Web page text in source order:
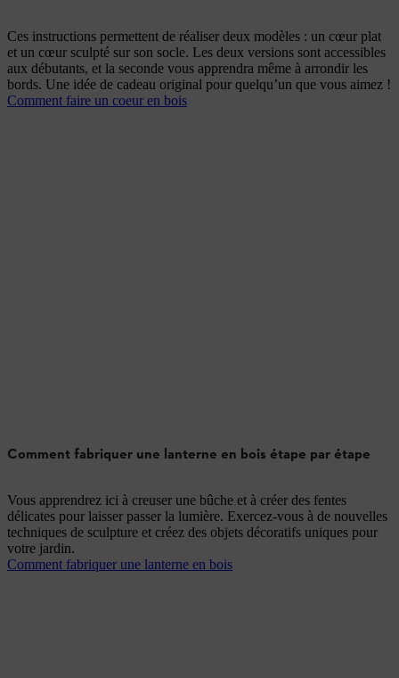
Ces instructions permettent de réaliser deux modèles : un cœur plat
et un cœur sculpté sur son socle. Les deux versions sont accessibles
aux débutants, et la seconde vous apprendra même à arrondir les
bords. Une idée de cadeau original pour quelqu’un que vous aimez !
Comment faire un coeur en bois
Comment fabriquer une lanterne en bois étape par étape
Vous apprendrez ici à creuser une bûche et à créer des fentes
délicates pour laisser passer la lumière. Exercez-vous à de nouvelles
techniques de sculpture et créez des objets décoratifs uniques pour
votre jardin.
Comment fabriquer une lanterne en bois